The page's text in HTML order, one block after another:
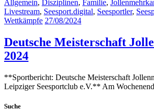
Allgemein, Disziplinen, Familie,
Livestream, Seesport.digital, Seesportler,
Wettkämpfe 27/08/2024
Deutsche Meisterschaft
2024
**Sportbericht: Deutsche Meisterschaft
Leipziger Seesportclub e.V.** Am
Suche